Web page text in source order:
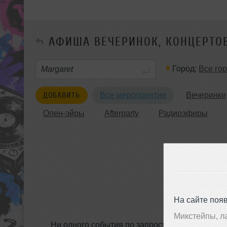
На сайте
Микстейпы,
АФИША ВЕЧЕРИНОК,
Город: Все
ДОБАВИТЬ Все мероприятия Вечеринки
Опен-эйры Afterparty Радиоэфиры
Ни одного события по запросу